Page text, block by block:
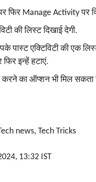
फिर Manage Activity पर
की लिस्ट दिखाई देगी.
एक्टिविटी की एक
इन्हें हटाएं.
करने का ऑप्शन भी मिल सकता
news, Tech Tricks
13:32 IST